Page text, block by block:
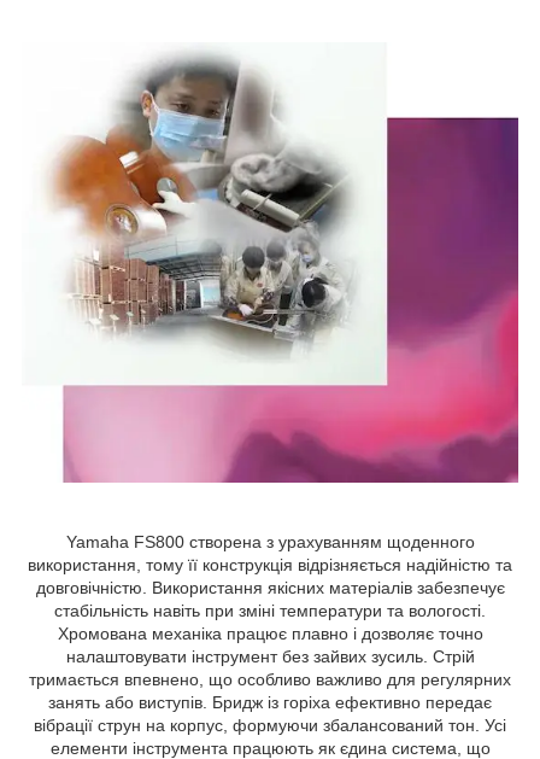
Yamaha FS800 створена з урахуванням щоденного
використання, тому її конструкція відрізняється надійністю та
довговічністю. Використання якісних матеріалів забезпечує
стабільність навіть при зміні температури та вологості.
Хромована механіка працює плавно і дозволяє точно
налаштовувати інструмент без зайвих зусиль. Стрій
тримається впевнено, що особливо важливо для регулярних
занять або виступів. Бридж із горіха ефективно передає
вібрації струн на корпус, формуючи збалансований тон. Усі
елементи інструмента працюють як єдина система, що